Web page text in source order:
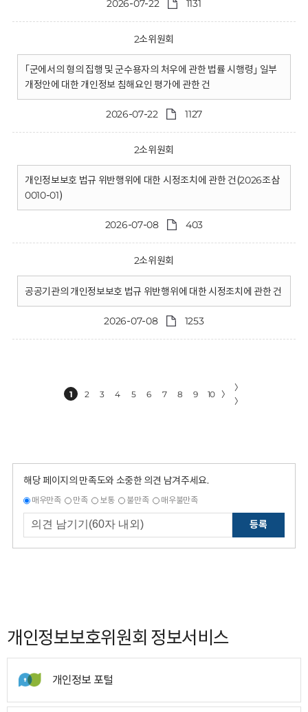
2026-07-22 1131
2소위원회
｢군에서의 형의 집행 및 군수용자의 처우에 관한 법률 시행령｣ 일부
개정안에 대한 개인정보 침해요인 평가에 관한 건
2026-07-22 1127
2소위원회
개인정보보호 법규 위반행위에 대한 시정조치에 관한 건(2026조삼
0010-01)
2026-07-08 403
2소위원회
공공기관의 개인정보보호 법규 위반행위에 대한 시정조치에 관한 건
2026-07-08 1253
1 2 3 4 5 6 7 8 9 10 〉
〉
〉
해당 페이지의 만족도와 소중한 의견 남겨주세요.
매우만족 만족 보통 불만족 매우불만족
등록
개인정보보호위원회 정보서비스
개인정보 포털